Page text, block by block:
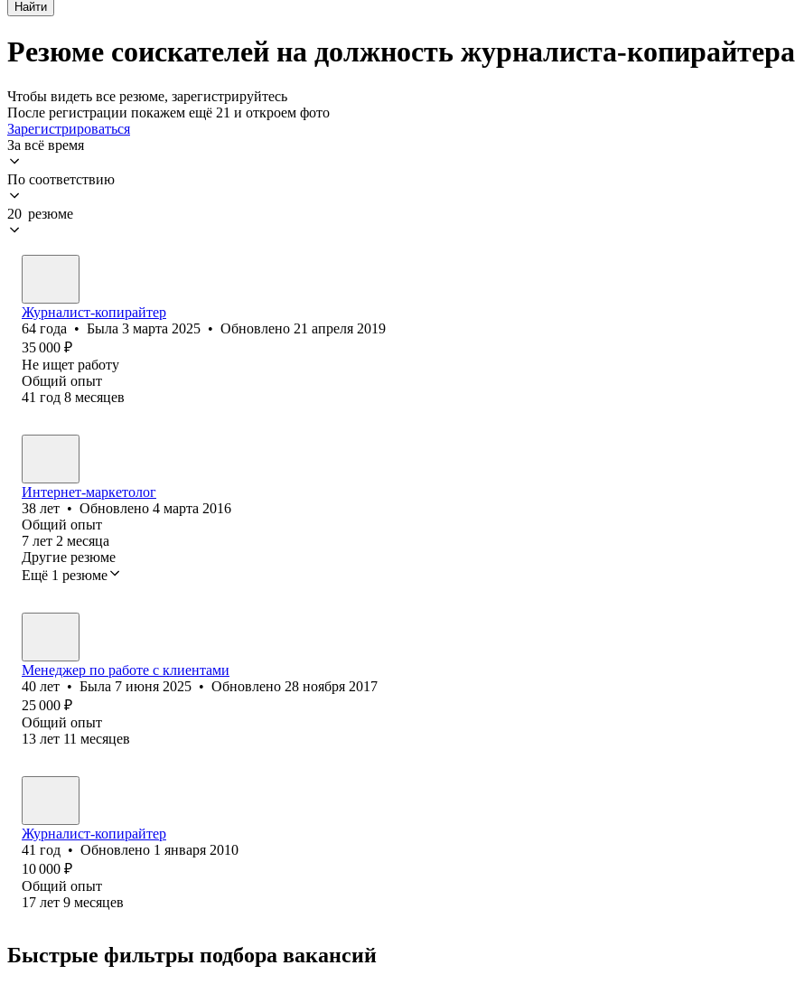
Найти
Резюме соискателей на должность журналиста-
Чтобы видеть все резюме, зарегистрируйтесь
После регистрации покажем ещё 21 и откроем фото
Зарегистрироваться
За всё время
По соответствию
20 резюме
Журналист-копирайтер
64 года • Была 3 марта 2025 • Обновлено 21 апреля 2019
35 000 ₽
Не ищет работу
Общий опыт
41 год 8 месяцев
Интернет-маркетолог
38 лет • Обновлено 4 марта 2016
Общий опыт
7 лет 2 месяца
Другие резюме
Ещё 1 резюме
Менеджер по работе с клиентами
40 лет • Была 7 июня 2025 • Обновлено 28 ноября 2017
25 000 ₽
Общий опыт
13 лет 11 месяцев
Журналист-копирайтер
41 год • Обновлено 1 января 2010
10 000 ₽
Общий опыт
17 лет 9 месяцев
Быстрые фильтры подбора вакансий